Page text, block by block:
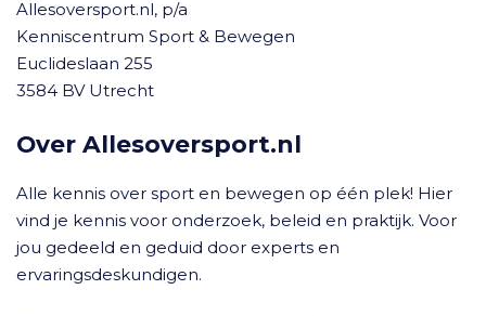
Allesoversport.nl, p/a
Kenniscentrum Sport & Bewegen
Euclideslaan 255
3584 BV Utrecht
Over Allesoversport.nl
Alle kennis over sport en bewegen op één plek! Hier
vind je kennis voor onderzoek, beleid en praktijk. Voor
jou gedeeld en geduid door experts en
ervaringsdeskundigen.